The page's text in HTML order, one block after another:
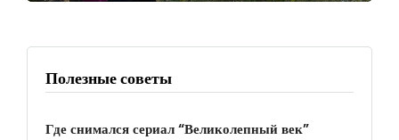
Полезные советы
Где снимался сериал “Великолепный век”